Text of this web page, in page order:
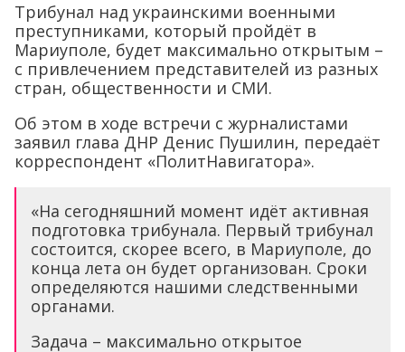
Трибунал над украинскими военными
преступниками, который пройдёт в
Мариуполе, будет максимально открытым –
с привлечением представителей из разных
стран, общественности и СМИ.
Об этом в ходе встречи с журналистами
заявил глава ДНР Денис Пушилин, передаёт
корреспондент «ПолитНавигатора».
«На сегодняшний момент идёт активная
подготовка трибунала. Первый трибунал
состоится, скорее всего, в Мариуполе, до
конца лета он будет организован. Сроки
определяются нашими следственными
органами.
Задача – максимально открытое